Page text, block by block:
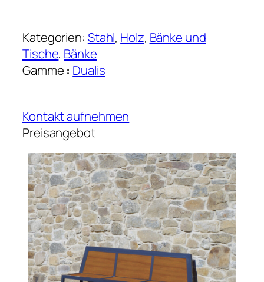
Kategorien: Stahl, Holz, Bänke und
Tische, Bänke
Gamme : Dualis
Kontakt aufnehmen
Preisangebot